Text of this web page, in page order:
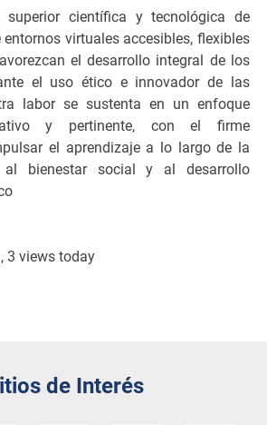
superior científica y tecnológica de
virtuales accesibles, flexibles
el desarrollo integral de los
el uso ético e innovador de las
labor se sustenta en un enfoque
y pertinente, con el firme
el aprendizaje a lo largo de la
bienestar social y al desarrollo
, 3 views today
de Interés